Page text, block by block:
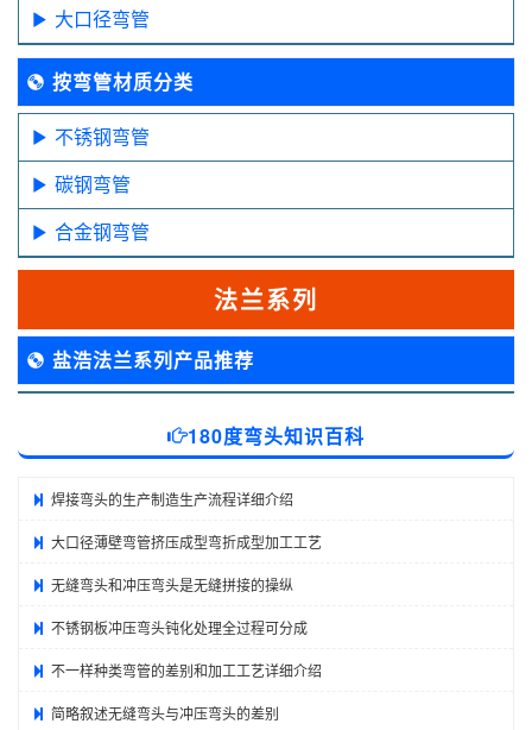
大口径弯管
按弯管材质分类
不锈钢弯管
碳钢弯管
合金钢弯管
法兰系列
盐浩法兰系列产品推荐
180度弯头知识百科
焊接弯头的生产制造生产流程详细介绍
大口径薄壁弯管挤压成型弯折成型加工工艺
无缝弯头和冲压弯头是无缝拼接的操纵
不锈钢板冲压弯头钝化处理全过程可分成
不一样种类弯管的差别和加工工艺详细介绍
简略叙述无缝弯头与冲压弯头的差别